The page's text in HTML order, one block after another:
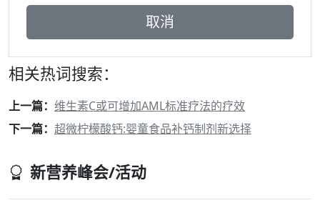
相关热词搜索：
上一篇： 维生素C或可增加AML标准疗法的疗效
下一篇： 超微柠檬酸钙:婴童食品补钙制剂新选择
新营养峰会/活动